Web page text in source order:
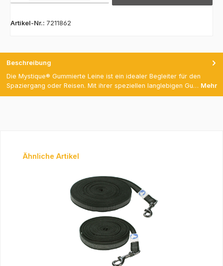
Artikel-Nr.: 7211862
Beschreibung
Die Mystique® Gummierte Leine ist ein idealer Begleiter für den
Spaziergang oder Reisen. Mit ihrer speziellen langlebigen Gu… Mehr
Produktgalerie überspringen
Ähnliche Artikel